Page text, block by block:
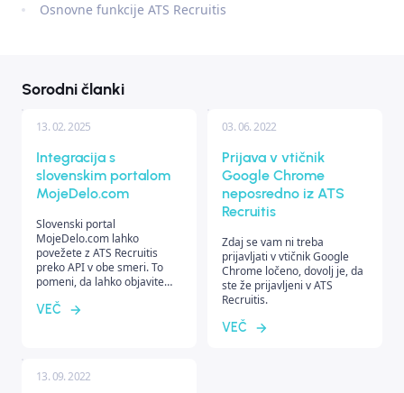
Osnovne funkcije ATS Recruitis
Sorodni članki
13. 02. 2025
Integracija s
slovenskim portalom
MojeDelo.com
Slovenski portal
MojeDelo.com lahko
povežete z ATS Recruitis
preko API v obe smeri. To
pomeni, da lahko objavite
iz Recruitis na portal, prav
VEČ
03. 06. 2022
Prijava v vtičnik
Google Chrome
neposredno iz ATS
Recruitis
Zdaj se vam ni treba
prijavljati v vtičnik Google
Chrome ločeno, dovolj je, da
ste že prijavljeni v ATS
Recruitis.
VEČ
13. 09. 2022